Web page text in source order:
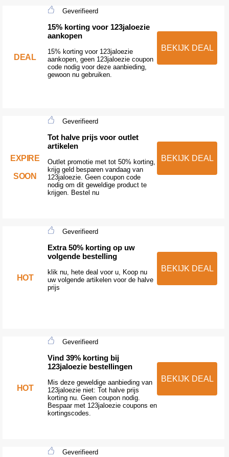
DEAL
Geverifieerd
15% korting voor 123jaloezie
aankopen
15% korting voor 123jaloezie
aankopen, geen 123jaloezie coupon
code nodig voor deze aanbieding,
gewoon nu gebruiken.
BEKIJK DEAL
EXPIRE
SOON
Geverifieerd
Tot halve prijs voor outlet
artikelen
Outlet promotie met tot 50% korting,
krijg geld besparen vandaag van
123jaloezie. Geen coupon code
nodig om dit geweldige product te
krijgen. Bestel nu
BEKIJK DEAL
HOT
Geverifieerd
Extra 50% korting op uw
volgende bestelling
klik nu, hete deal voor u, Koop nu
uw volgende artikelen voor de halve
prijs
BEKIJK DEAL
HOT
Geverifieerd
Vind 39% korting bij
123jaloezie bestellingen
Mis deze geweldige aanbieding van
123jaloezie niet: Tot halve prijs
korting nu. Geen coupon nodig.
Bespaar met 123jaloezie coupons en
kortingscodes.
BEKIJK DEAL
Geverifieerd